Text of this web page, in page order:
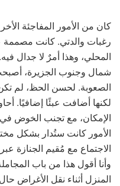
كان من الأمور المفاجئة
رغبات والدتي. كانت مصممة
المحلي، وهذا أمرٌ لا جدال
شمال وجنوب الجزيرة،
الصعوبة. لحسن الحظ، لم
لكنها أضافت عبئًا إضافيًا.
الإمكان، مع تجنب الخوض
الأمور كانت ستُدار بشكل
الاجتماع مع مُقيم الجنازة
وأنا أقول هذا من باب
المنزل أثناء نقل الأغراض